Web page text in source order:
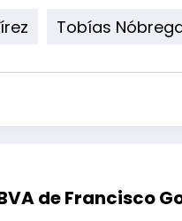
Tobías
de Francisco